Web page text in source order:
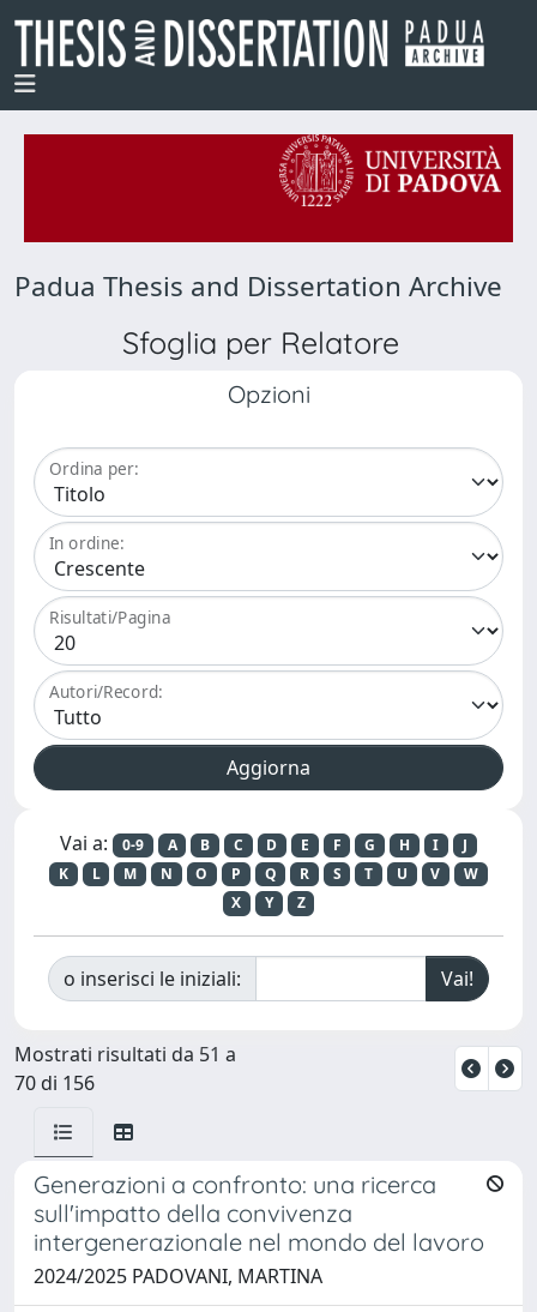
Padua Thesis and Dissertation Archive
Sfoglia per Relatore
Opzioni
Ordina per:
In ordine:
Risultati/Pagina
Autori/Record:
Vai a: 0-9 A B C D E F G H I
J
K
L M N O P Q R S T U V
W
X
Y Z
o inserisci le iniziali:
Mostrati risultati da 51 a
70 di 156
Generazioni a confronto: una ricerca
sull'impatto della convivenza
intergenerazionale nel mondo del lavoro
2024/2025 PADOVANI, MARTINA